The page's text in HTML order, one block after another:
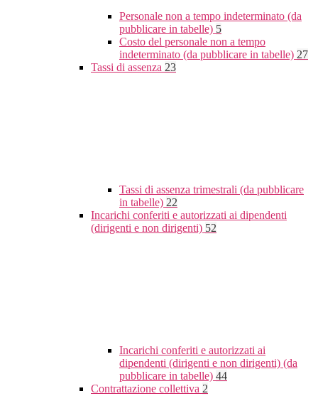
Personale non a tempo indeterminato (da
pubblicare in tabelle) 5
Costo del personale non a tempo
indeterminato (da pubblicare in tabelle) 27
Tassi di assenza 23
Tassi di assenza trimestrali (da pubblicare
in tabelle) 22
Incarichi conferiti e autorizzati ai dipendenti
(dirigenti e non dirigenti) 52
Incarichi conferiti e autorizzati ai
dipendenti (dirigenti e non dirigenti) (da
pubblicare in tabelle) 44
Contrattazione collettiva 2